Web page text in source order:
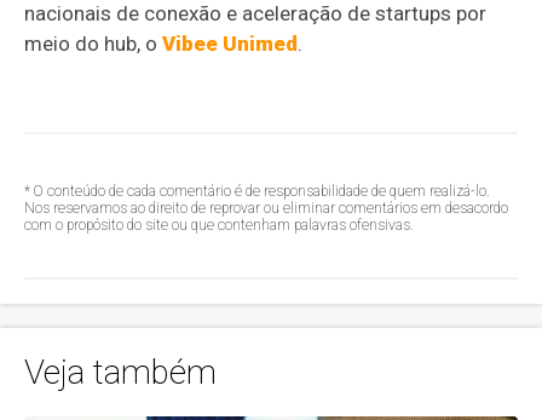
nacionais de conexão e aceleração de startups por
meio do hub, oVibee Unimed .
* O conteúdo de cada comentário é de responsabilidade de quem realizá-lo.
Nos reservamos ao direito de reprovar ou eliminar comentários em desacordo
com o propósito do site ou que contenham palavras ofensivas.
Veja também